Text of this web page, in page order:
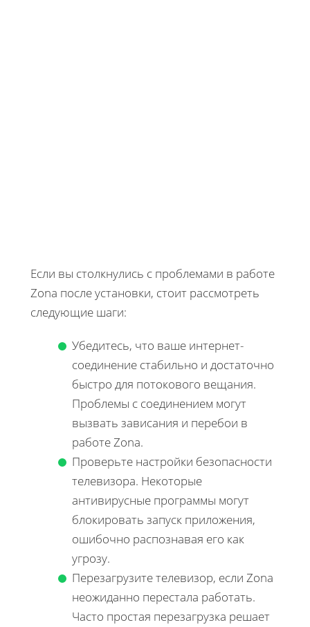
Если вы столкнулись с проблемами в работе
Zona после установки, стоит рассмотреть
следующие шаги:
Убедитесь, что ваше интернет-
соединение стабильно и достаточно
быстро для потокового вещания.
Проблемы с соединением могут
вызвать зависания и перебои в
работе Zona.
Проверьте настройки безопасности
телевизора. Некоторые
антивирусные программы могут
блокировать запуск приложения,
ошибочно распознавая его как
угрозу.
Перезагрузите телевизор, если Zona
неожиданно перестала работать.
Часто простая перезагрузка решает